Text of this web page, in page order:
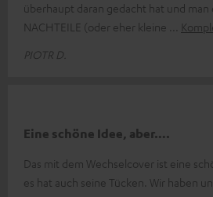
überhaupt daran gedacht hat und man
NACHTEILE (oder eher kleine
PIOTR D.
Eine schöne Idee, aber….
Das mit dem Wechselcover ist eine
es hat auch seine Tücken. Wir haben